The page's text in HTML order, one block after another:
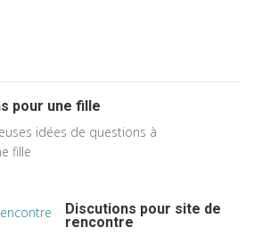
pour une fille
idées de questions à
fille
Discutions pour site de
rencontre